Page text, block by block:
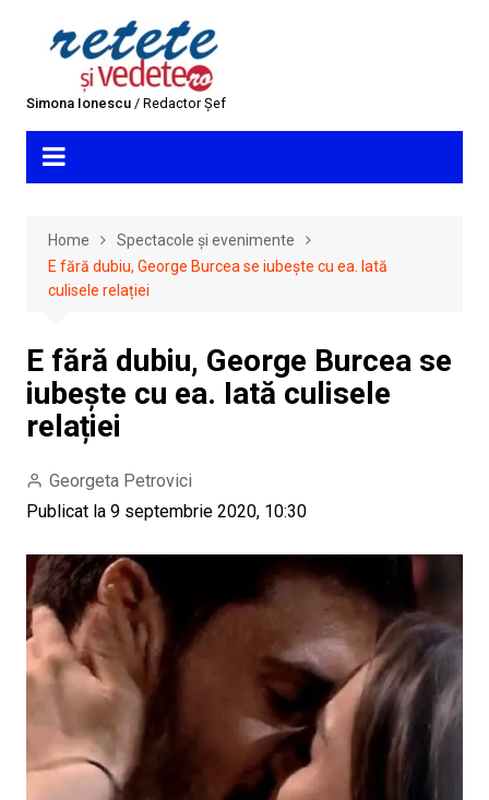
Simona Ionescu/ Redactor Șef
Home
Spectacole și evenimente
E fără dubiu, George Burcea se iubește cu ea. Iată
culisele relației
E fără dubiu, George Burcea se
iubește cu ea. Iată culisele
relației
Georgeta Petrovici
Publicat la 9 septembrie 2020, 10:30